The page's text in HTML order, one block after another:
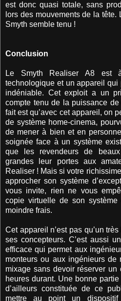
est donc quasi totale, sans
lors des mouvements de la tête.
Smyth semble tenu !
Conclusion
Le Smyth Realiser A8 est
technologique et un appareil qui
indéniable. Cet exploit a un
compte tenu de la puissance
fait est qu’avec cet appareil, on
de système home-cinema,
de mener à bien et en
soignée face à un système
que les revendeurs de
grandes leur portes aux
Realiser ! Mais si votre
approcher son système
vous invite, rien ne vous
copie virtuelle de son
moindre frais.
Cet appareil n’est pas qu’un
ses concepteurs. C’est aussi
efficace qui permet aux
monteurs ou aux ingénieurs de
mixage sans devoir réserver
heures durant. Une bonne
d’ailleurs constituée de ce
mettre au point un dispositif